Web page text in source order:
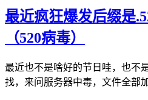
最近疯狂爆发后缀是
（520病毒）
最近也不是啥好的节日哇，也不
找，来问服务器中毒，文件全部